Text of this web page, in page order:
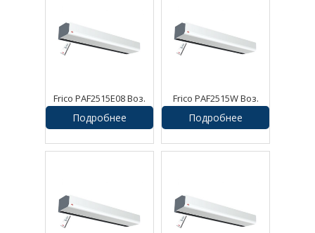
Frico PAF2515E08 Воз.
завеса Pamir
Подробнее
Frico PAF2515W Воз.
завеса Pamir
Подробнее